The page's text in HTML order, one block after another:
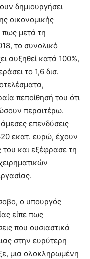
δημιουργήσει
οικονομικής
πως μετά τη
το συνολικό
αυξηθεί κατά 100%,
το 1,6 δισ.
πεποίθησή του ότι
περαιτέρω.
επενδύσεις
εκατ. ευρώ, έχουν
και εξέφρασε τη
ο υπουργός
είπε πως
που ουσιαστικά
στην ευρύτερη
μια ολοκληρωμένη